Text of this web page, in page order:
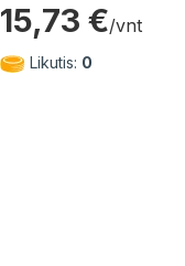
15,73 €/vnt
Likutis: 0